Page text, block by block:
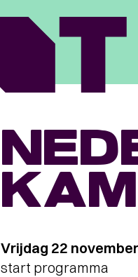
Vrijdag 22
start programma